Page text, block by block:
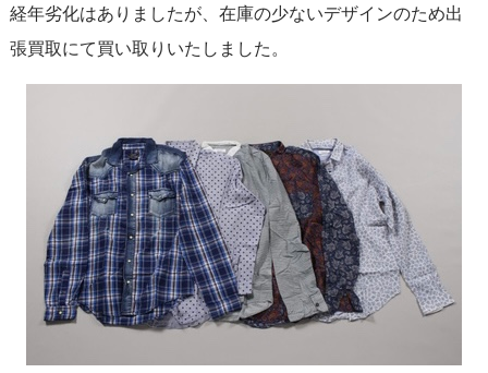
経年劣化はありましたが、在庫の少ないデザインのため出
張買取にて買い取りいたしました。